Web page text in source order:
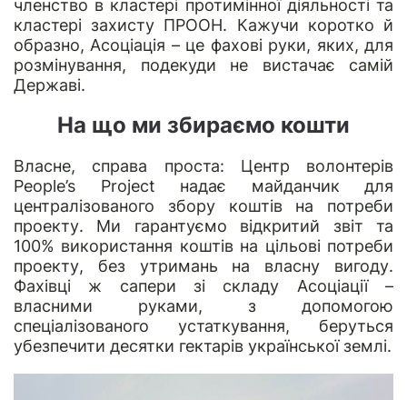
членство в кластері протимінної діяльності та
кластері захисту ПPOOH. Кажучи коротко й
образно, Асоціація – це фахові руки, яких, для
розмінування, подекуди не вистачає самій
Державі.
На що ми збираємо кошти
Власне, справа проста: Центр волонтерів
People’s Project надає майданчик для
централізованого збору коштів на потреби
проекту. Ми гарантуємо відкритий звіт та
100% використання коштів на цільові потреби
проекту, без утримань на власну вигоду.
Фахівці ж сапери зі складу Асоціації –
власними руками, з допомогою
спеціалізованого устаткування, беруться
убезпечити десятки гектарів української землі.